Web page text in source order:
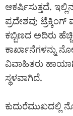
ಆಕರ್ಷಿಸುತ್ತದೆ.
ಪ್ರದೇಶವು
ಕಬ್ಬಿಣದ ಅದಿರು
ಕಾರ್ಖಾನೆಗಳನ್ನು
ವಿವಾಹಿತರು
ಸ್ಥಳವಾಗಿದೆ.
ಕುದುರೆಮುಖದಲ್ಲಿ